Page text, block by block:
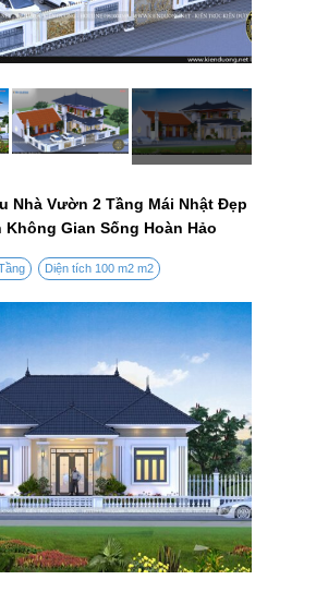
Nhà Vườn 2 Tầng Mái Nhật Đẹp
Không Gian Sống Hoàn Hảo
Diện tích 100 m2 m2